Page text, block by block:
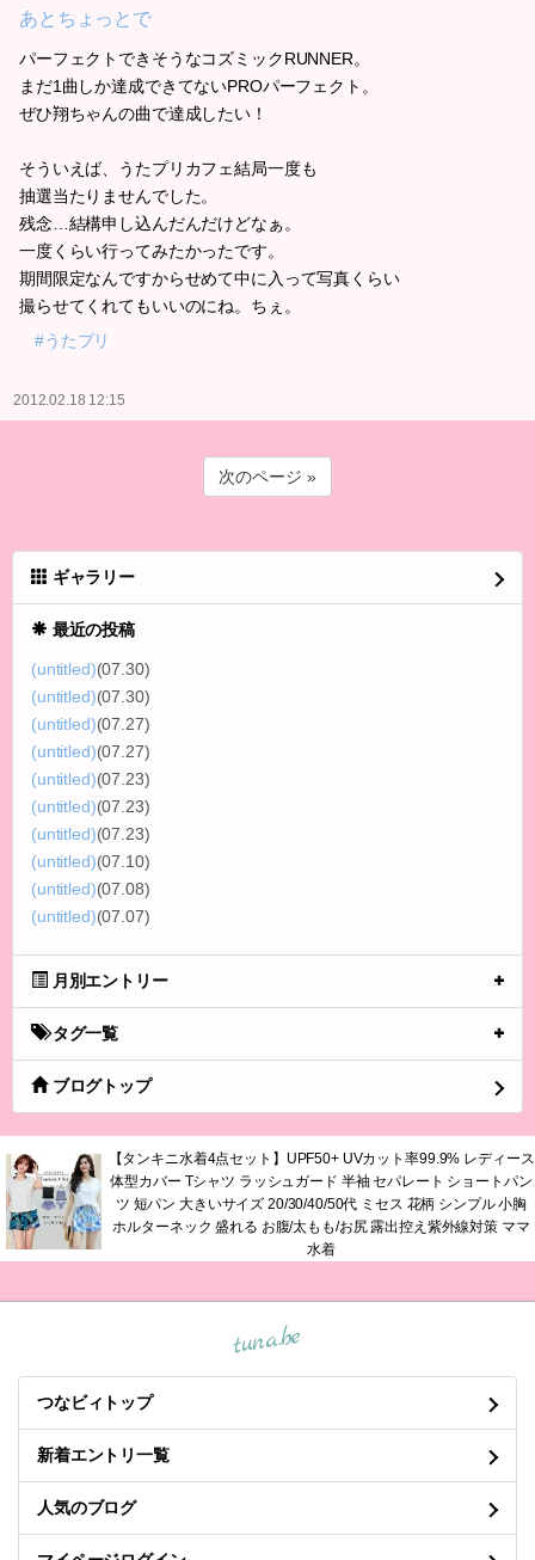
あとちょっとで
パーフェクトできそうなコズミックRUNNER。
まだ1曲しか達成できてないPROパーフェクト。
ぜひ翔ちゃんの曲で達成したい！
そういえば、うたプリカフェ結局一度も
抽選当たりませんでした。
残念…結構申し込んだんだけどなぁ。
一度くらい行ってみたかったです。
期間限定なんですからせめて中に入って写真くらい
撮らせてくれてもいいのにね。ちぇ。
#うたプリ
2012.02.18 12:15
次のページ »
ギャラリー
最近の投稿
(untitled)(07.30)
(untitled)(07.30)
(untitled)(07.27)
(untitled)(07.27)
(untitled)(07.23)
(untitled)(07.23)
(untitled)(07.23)
(untitled)(07.10)
(untitled)(07.08)
(untitled)(07.07)
月別エントリー
タグ一覧
ブログトップ
【タンキニ水着4点セット】UPF50+ UVカット率99.9% レディース
体型カバー Tシャツ ラッシュガード 半袖 セパレート ショートパン
ツ 短パン 大きいサイズ 20/30/40/50代 ミセス 花柄 シンプル 小胸
ホルターネック 盛れる お腹/太もも/お尻 露出控え紫外線対策 ママ
水着
tuna.be
つなビィトップ
新着エントリ一覧
人気のブログ